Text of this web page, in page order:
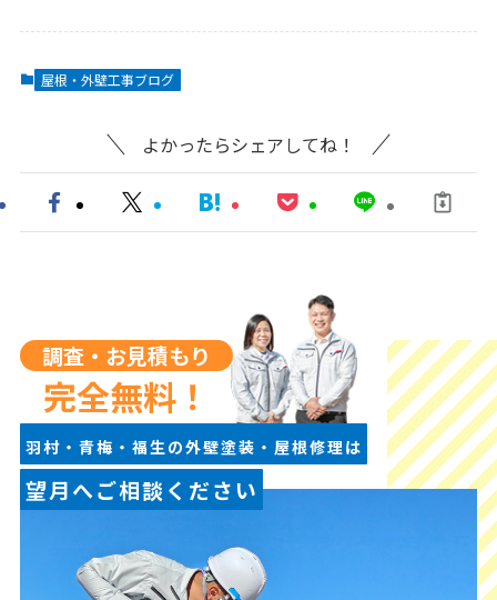
屋根・外壁工事ブログ
よかったらシェアしてね！
調査・お見積もり
完全無料！
羽村・青梅・福生の外壁塗装・屋根修理は
望月へご相談ください